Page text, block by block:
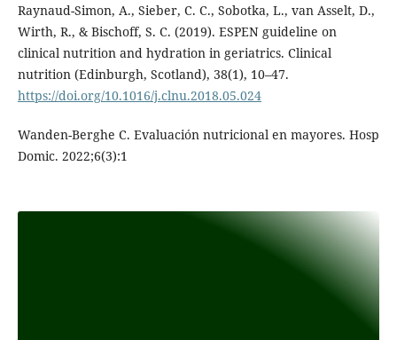
Raynaud-Simon, A., Sieber, C. C., Sobotka, L., van Asselt, D.,
Wirth, R., & Bischoff, S. C. (2019). ESPEN guideline on
clinical nutrition and hydration in geriatrics. Clinical
nutrition (Edinburgh, Scotland), 38(1), 10–47.
https://doi.org/10.1016/j.clnu.2018.05.024
Wanden-Berghe C. Evaluación nutricional en mayores. Hosp
Domic. 2022;6(3):1